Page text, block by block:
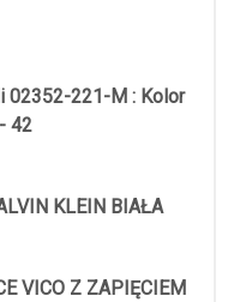
02352-221-M : Kolor
42
KLEIN BIAŁA
VICO Z ZAPIĘCIEM